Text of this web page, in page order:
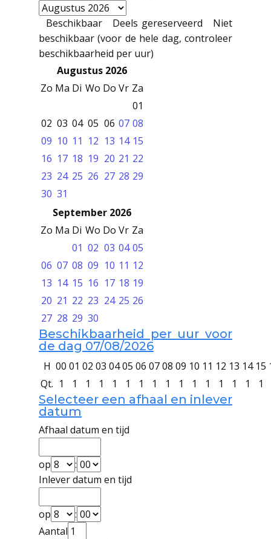
Beschikbaar Deels gereserveerd
Niet
beschikbaar (voor de hele dag, controleer
beschikbaarheid per uur)
Augustus 2026
Zo Ma Di Wo Do Vr Za
01
02 03 04 05 06 07 08
09 10 11 12 13 14 15
16 17 18 19 20 21 22
23 24 25 26 27 28 29
30 31
September 2026
Zo Ma Di Wo Do Vr Za
01 02 03 04 05
06 07 08 09 10 11 12
13 14 15 16 17 18 19
20 21 22 23 24 25 26
27 28 29 30
Beschikbaarheid per uur voor
de dag 07/08/2026
H 00 01 02 03 0405 06 0708 09 10 11 12 13 14 15
Qt. 1 1 1 1 1 1 1 1 1 1 1 1 1 1 1 1
Selecteer een afhaal en inlever
datum
Afhaal datum en tijd
op
:
Inlever datum en tijd
op
:
Aantal